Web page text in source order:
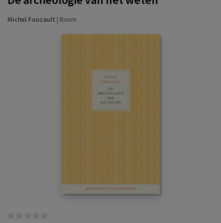
Michel Foucault | Boom